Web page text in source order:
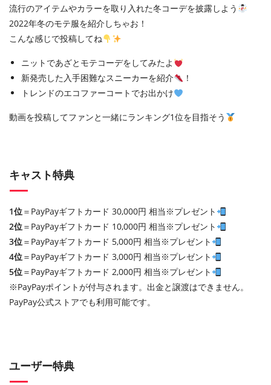
流行のアイテムやカラーを取り入れた冬コーデを披露しよう
2022年冬のモテ服を紹介しちゃお！
こんな感じで投稿してね
ニットであざとモテコーデをしてみたよ
新発売した入手困難なスニーカーを紹介
！
トレンドのエコファーコートでお出かけ
動画を投稿してファンと一緒にランキング1位を目指そう
キャスト特典
1位＝PayPayギフトカード 30,000円 相当※プレゼント
2位＝PayPayギフトカード 10,000円 相当※プレゼント
3位＝PayPayギフトカード 5,000円 相当※プレゼント
4位＝PayPayギフトカード 3,000円 相当※プレゼント
5位＝PayPayギフトカード 2,000円 相当※プレゼント
※PayPayポイントが付与されます。出金と譲渡はできません。
PayPay公式ストアでも利用可能です。
ユーザー特典